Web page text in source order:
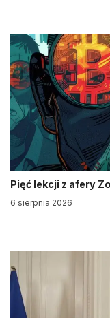
Pięć lekcji z afery
6 sierpnia 2026